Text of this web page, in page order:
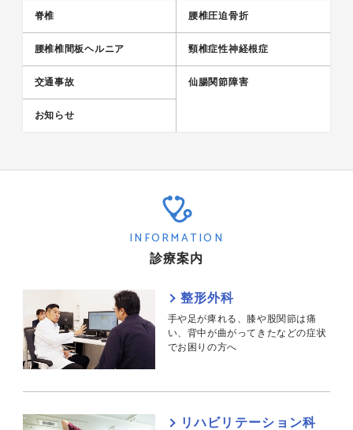
脊椎 腰椎圧迫骨折
腰椎椎間板ヘルニア 頸椎症性神経根症
交通事故 仙腸関節障害
お知らせ
INFORMATION
診療案内
整形外科
手や足が痺れる、膝や股関節は痛
い、背中が曲がってきたなどの症状
でお困りの方へ
リハビリテーション科